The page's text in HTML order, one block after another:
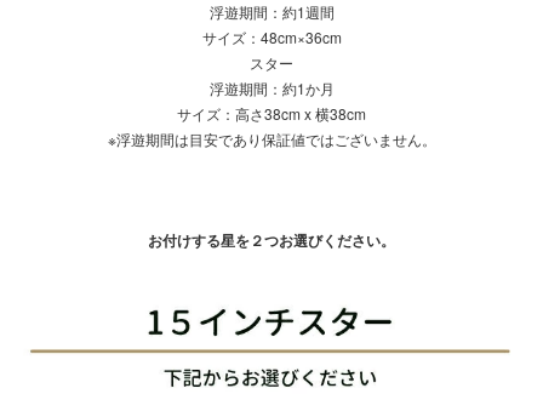
浮遊期間：約1週間
サイズ：48cm×36cm
スター
浮遊期間：約1か月
サイズ：高さ38cm x 横38cm
※浮遊期間は目安であり保証値ではございません。
お付けする星を２つお選びください。